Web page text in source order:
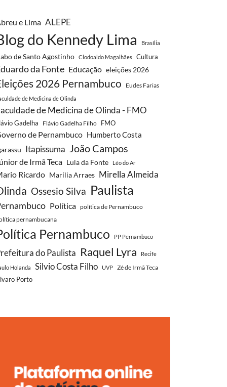
e Lima ALEPE
do Kennedy Lima Brasília
de Santo Agostinho Clodoaldo Magalhães Cultura
da Fonte Educação eleições 2026
2026 Pernambuco Eudes Farias
de Medicina de Olinda
de Medicina de Olinda - FMO
Gadelha Flávio Gadelha Filho FMO
de Pernambuco Humberto Costa
Itapissuma João Campos
de Irmã Teca Lula da Fonte Léo do Ar
Ricardo Marília Arraes Mirella Almeida
Ossesio Silva Paulista
Política política de Pernambuco
pernambucana
Pernambuco PP Pernambuco
do Paulista Raquel Lyra Recife
Holanda Silvio Costa Filho UVP Zé de Irmã Teca
Porto